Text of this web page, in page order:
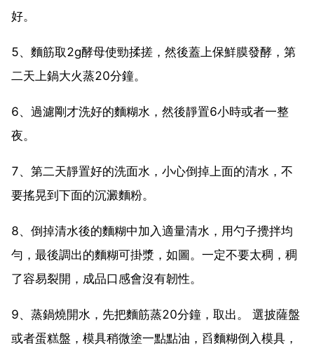
好。
5、麵筋取2g酵母使勁揉搓，然後蓋上保鮮膜發酵，第
二天上鍋大火蒸20分鐘。
6、過濾剛才洗好的麵糊水，然後靜置6小時或者一整
夜。
7、第二天靜置好的洗面水，小心倒掉上面的清水，不
要搖晃到下面的沉澱麵粉。
8、倒掉清水後的麵糊中加入適量清水，用勺子攪拌均
勻，最後調出的麵糊可掛漿，如圖。一定不要太稠，稠
了容易裂開，成品口感會沒有韌性。
9、蒸鍋燒開水，先把麵筋蒸20分鐘，取出。 選披薩盤
或者蛋糕盤，模具稍微塗一點點油，舀麵糊倒入模具，